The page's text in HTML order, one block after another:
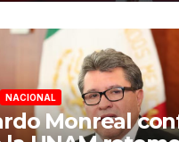
NACIONAL
Monreal